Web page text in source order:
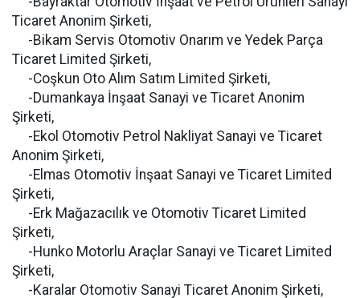
Ticaret Anonim Şirketi,
-Bikam Servis Otomotiv Onarım ve Yedek Parça
Ticaret Limited Şirketi,
-Coşkun Oto Alım Satım Limited Şirketi,
-Dumankaya İnşaat Sanayi ve Ticaret Anonim
Şirketi,
-Ekol Otomotiv Petrol Nakliyat Sanayi ve Ticaret
Anonim Şirketi,
-Elmas Otomotiv İnşaat Sanayi ve Ticaret Limited
Şirketi,
-Erk Mağazacılık ve Otomotiv Ticaret Limited
Şirketi,
-Hunko Motorlu Araçlar Sanayi ve Ticaret Limited
Şirketi,
-Karalar Otomotiv Sanayi Ticaret Anonim Şirketi,